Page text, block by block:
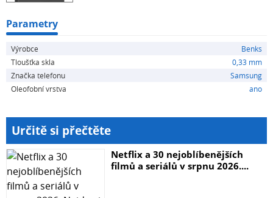
- Ultra tenký design – nenarušuje celkový vzhled telefonu
ani komfort používání.
Parametry
Výrobce
Benks
Tloušťka skla
0,33 mm
Značka telefonu
Samsung
Oleofobní vrstva
ano
Určitě si přečtěte
Netflix a 30 nejoblíbenějších
filmů a seriálů v srpnu 2026....